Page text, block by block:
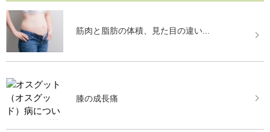
筋肉と脂肪の体積、見た目の違い...
膝の成長痛